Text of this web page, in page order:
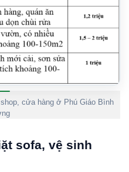
cửa hàng ở Phú Giáo Bình
sofa, vệ sinh